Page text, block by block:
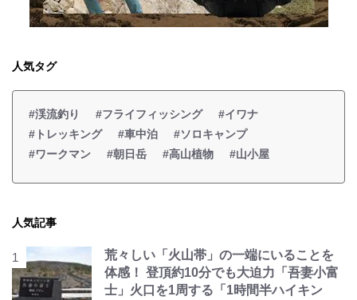
人気タグ
#渓流釣り #フライフィッシング
#イワナ
#トレッキング
#車中泊
#ソロキャンプ
#ワークマン
#朝日岳 #高山植物 #山小屋
人気記事
荒々しい「火山帯」の一端にいることを
体感！ 登頂約10分でも大迫力「吾妻小富
士」火口を1周する「1時間半ハイキン